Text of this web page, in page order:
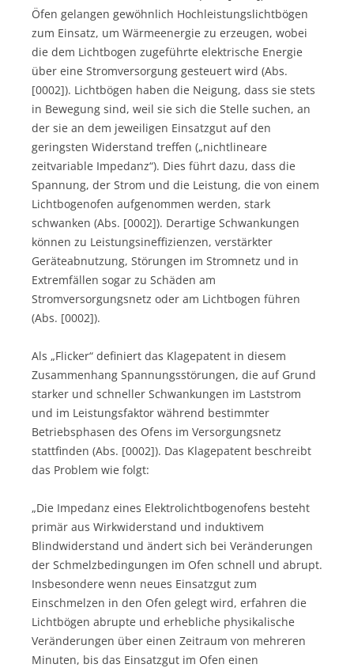
Öfen gelangen gewöhnlich Hochleistungslichtbögen
zum Einsatz, um Wärmeenergie zu erzeugen, wobei
die dem Lichtbogen zugeführte elektrische Energie
über eine Stromversorgung gesteuert wird (Abs.
[0002]). Lichtbögen haben die Neigung, dass sie stets
in Bewegung sind, weil sie sich die Stelle suchen, an
der sie an dem jeweiligen Einsatzgut auf den
geringsten Widerstand treffen („nichtlineare
zeitvariable Impedanz“). Dies führt dazu, dass die
Spannung, der Strom und die Leistung, die von einem
Lichtbogenofen aufgenommen werden, stark
schwanken (Abs. [0002]). Derartige Schwankungen
können zu Leistungsineffizienzen, verstärkter
Geräteabnutzung, Störungen im Stromnetz und in
Extremfällen sogar zu Schäden am
Stromversorgungsnetz oder am Lichtbogen führen
(Abs. [0002]).
Als „Flicker“ definiert das Klagepatent in diesem
Zusammenhang Spannungsstörungen, die auf Grund
starker und schneller Schwankungen im Laststrom
und im Leistungsfaktor während bestimmter
Betriebsphasen des Ofens im Versorgungsnetz
stattfinden (Abs. [0002]). Das Klagepatent beschreibt
das Problem wie folgt:
„Die Impedanz eines Elektrolichtbogenofens besteht
primär aus Wirkwiderstand und induktivem
Blindwiderstand und ändert sich bei Veränderungen
der Schmelzbedingungen im Ofen schnell und abrupt.
Insbesondere wenn neues Einsatzgut zum
Einschmelzen in den Ofen gelegt wird, erfahren die
Lichtbögen abrupte und erhebliche physikalische
Veränderungen über einen Zeitraum von mehreren
Minuten, bis das Einsatzgut im Ofen einen